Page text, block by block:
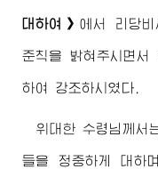
대하여》에서 리당
준칙을 밝혀주시면
하여 강조하시였다.
위대한 수령님께서
들을 정중하게 대하